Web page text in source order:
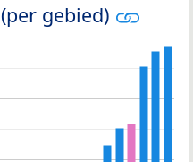
gebied)